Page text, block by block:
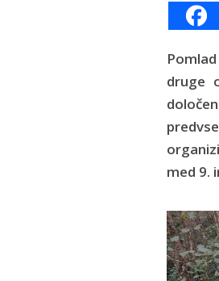
druge
med 9.